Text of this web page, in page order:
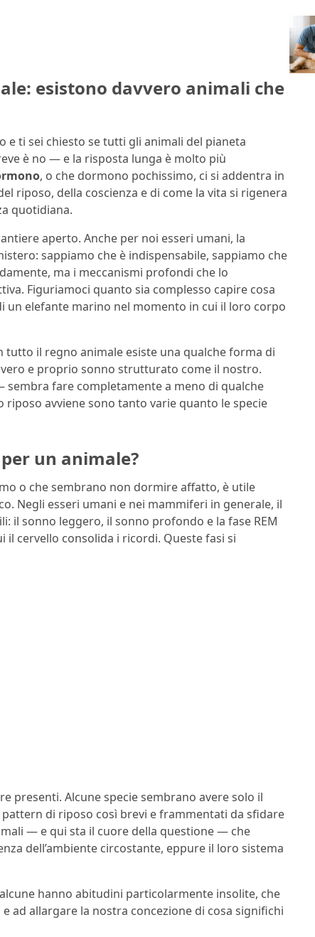
esistono davvero animali che
e ti sei chiesto se tutti gli animali del pianeta
è no — e la risposta lunga è molto più
, o che dormono pochissimo, ci si addentra in
riposo, della coscienza e di come la vita si rigenera
quotidiana.
aperto. Anche per noi esseri umani, la
sappiamo che è indispensabile, sappiamo che
ma i meccanismi profondi che lo
Figuriamoci quanto sia complesso capire cosa
un elefante marino nel momento in cui il loro corpo
tutto il regno animale esiste una qualche forma di
e proprio sonno strutturato come il nostro.
fare completamente a meno di qualche
avviene sono tanto varie quanto le specie
un animale?
o che sembrano non dormire affatto, è utile
Negli esseri umani e nei mammiferi in generale, il
il sonno leggero, il sonno profondo e la fase REM
il cervello consolida i ricordi. Queste fasi si
presenti. Alcune specie sembrano avere solo il
di riposo così brevi e frammentati da sfidare
— e qui sta il cuore della questione — che
dell’ambiente circostante, eppure il loro sistema
hanno abitudini particolarmente insolite, che
ad allargare la nostra concezione di cosa significhi